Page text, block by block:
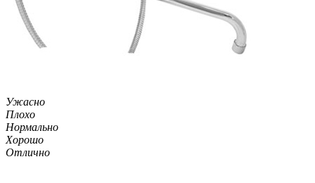
Ужасно
Плохо
Нормально
Хорошо
Отлично